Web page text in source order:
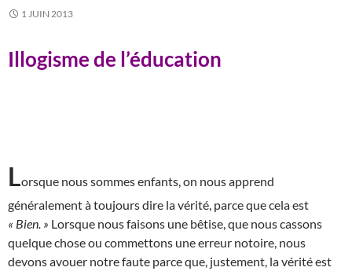
1 JUIN 2013
Illogisme de l’éducation
Lorsque nous sommes enfants, on nous apprend
généralement à toujours dire la vérité, parce que cela est
« Bien. » Lorsque nous faisons une bêtise, que nous cassons
quelque chose ou commettons une erreur notoire, nous
devons avouer notre faute parce que, justement, la vérité est